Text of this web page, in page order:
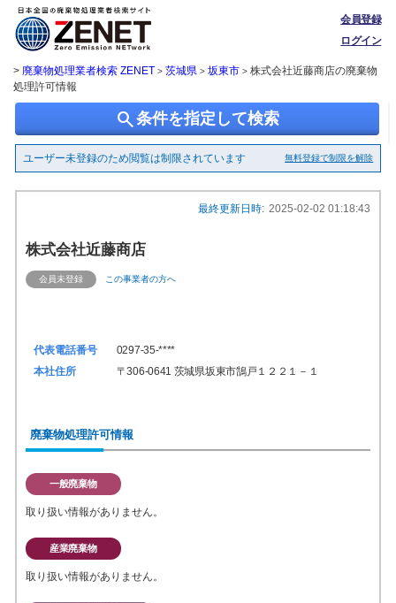
会員登録
ログイン
> 廃棄物処理業者検索 ZENET > 茨城県 > 坂東市> 株式会社近藤商店の廃棄物
処理許可情報
search条件を指定して検索
ユーザー未登録のため閲覧は制限されています 無料登録で制限を解除
最終更新日時: 2025-02-02 01:18:43
株式会社近藤商店
会員未登録 この事業者の方へ
代表電話番号
0297-35-****
本社住所
〒306-0641 茨城県坂東市鵠戸１２２１－１
廃棄物処理許可情報
一般廃棄物
取り扱い情報がありません。
産業廃棄物
取り扱い情報がありません。